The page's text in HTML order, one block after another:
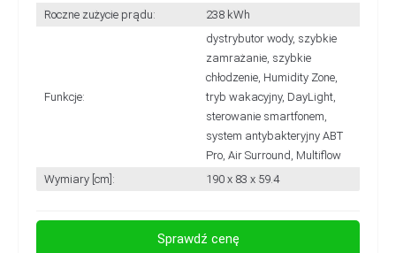
Roczne zużycie prądu:
238 kWh
Funkcje:
dystrybutor wody, szybkie
zamrażanie, szybkie
chłodzenie, Humidity Zone,
tryb wakacyjny, DayLight,
sterowanie smartfonem,
system antybakteryjny ABT
Pro, Air Surround, Multiflow
Wymiary [cm]:
190 x 83 x 59.4
Sprawdź cenę